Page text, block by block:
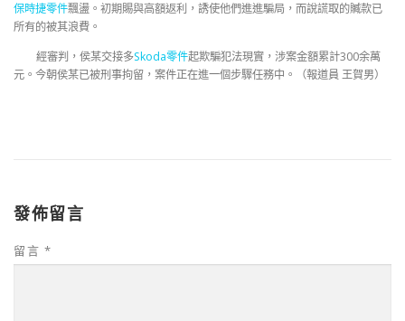
保時捷零件飄盪。初期賜與高額返利，誘使他們進進騙局，而說謊取的贓款已
所有的被其浪費。
經審判，侯某交接多Skoda零件起欺騙犯法現實，涉案金額累計300余萬
元。今朝侯某已被刑事拘留，案件正在進一個步驟任務中。（報道員 王賀男）
發佈留言
留言 *